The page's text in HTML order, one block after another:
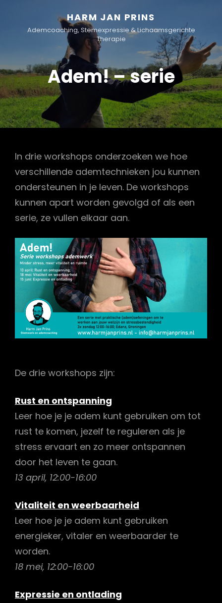
HARM JAN PRINS
Ademcoaching, Stemexpressie & Lichaamsgerichte
Therapie
Adem! – serie
In drie workshops onderzoeken we hoe
verschillende ademtechnieken jou kunnen
ondersteunen in je leven. De workshops
kunnen apart worden gevolgd of als een
serie, ze vullen elkaar aan.
De drie workshops zijn:
Rust en ontspanning
Leer hoe je je adem kunt gebruiken om tot
rust te komen, jezelf te reguleren als je
stress ervaart en zo meer ontspannen
door het leven te gaan.
13 april, 12:00-16:00
Vitaliteit en weerbaarheid
Leer hoe je je adem kunt gebruiken
energieker, vitaler en weerbaarder te
worden.
18 mei, 12:00-16:00
Expressie en ontlading